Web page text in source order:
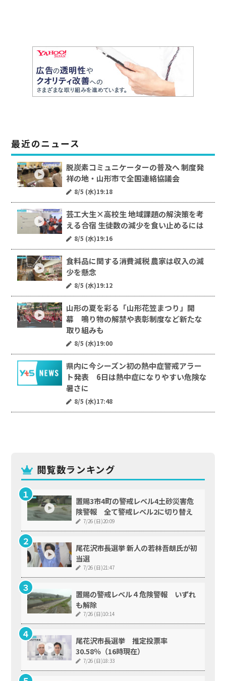
閲覧数ランキング
置賜3市4町の警戒レベル4土砂災害危
険警報 全て警戒レベル2に切り替え
7/26 (日)20:09
尾花沢市長選挙 新人の若林吾朗氏が初
当選
7/26 (日)21:47
置賜の警戒レベル４危険警報 いずれ
も解除
7/26 (日)10:14
尾花沢市長選挙 推定投票率
30.58％（16時現在）
7/26 (日)18:33
最近のニュース
脱炭素コミュニケーターの普及へ 制度発
祥の地・山形市で全国連絡協議会
8/5 (水)19:18
芸工大生×高校生 地域課題の解決策を考
える合宿 生徒数の減少を食い止めるには
8/5 (水)19:16
食料品に関する消費減税 農家は収入の減
少を懸念
8/5 (水)19:12
山形の夏を彩る「山形花笠まつり」開
幕 鳴り物の解禁や表彰制度など新たな
取り組みも
8/5 (水)19:00
県内に今シーズン初の熱中症警戒アラー
ト発表 6日は熱中症になりやすい危険な
暑さに
8/5 (水)17:48